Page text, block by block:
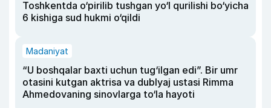
Toshkentda o‘pirilib tushgan yo‘l qurilishi bo‘yicha
6 kishiga sud hukmi o‘qildi
Madaniyat
“U boshqalar baxti uchun tug‘ilgan edi”. Bir umr
otasini kutgan aktrisa va dublyaj ustasi Rimma
Ahmedovaning sinovlarga to‘la hayoti